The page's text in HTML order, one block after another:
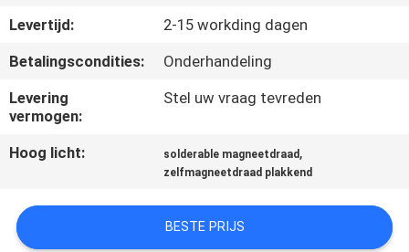
NIEUWS
VERZOEK
OM EEN
SITEMAP
Levertijd:
2-15 workding dagen
Betalingscondities:
Onderhandeling
Levering
vermogen:
Stel uw vraag tevreden
Hoog licht: solderable magneetdraad ,
zelfmagneetdraad plakkend
BESTE PRIJS